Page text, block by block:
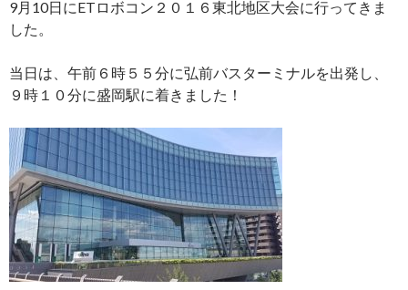
9月10日にETロボコン２０１６東北地区大会に行ってきま
した。
当日は、午前６時５５分に弘前バスターミナルを出発し、
９時１０分に盛岡駅に着きました！